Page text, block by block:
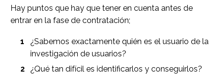
Hay puntos que hay que tener en cuenta antes de
entrar en la fase de contratación;
¿Sabemos exactamente quién es el usuario de la
investigación de usuarios?
¿Qué tan difícil es identificarlos y conseguirlos?